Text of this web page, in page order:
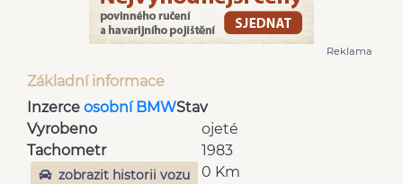
Reklama
Základní informace
Inzerce osobní BMWStav
ojeté
Vyrobeno
1983
Tachometr
0 Km
zobrazit historii vozu